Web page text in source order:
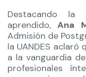
Destacando
aprendido,Ana
Admisión de
la UANDES
a la vanguardia
profesionales